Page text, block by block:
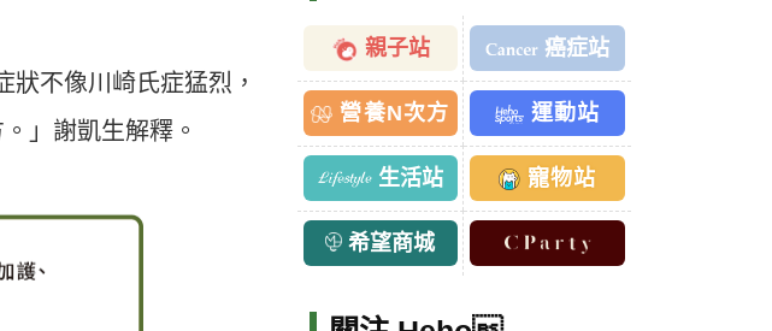
狀不像川崎氏症猛烈，
」謝凱生解釋。
親子站 癌症站
營養N次方 運動站
生活站 寵物站
希望商城